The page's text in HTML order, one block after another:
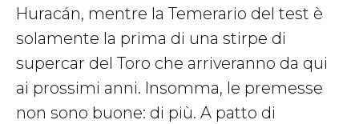
Huracán, mentre la Temerario del test è
solamente la prima di una stirpe di
supercar del Toro che arriveranno da qui
ai prossimi anni. Insomma, le premesse
non sono buone: di più. A patto di